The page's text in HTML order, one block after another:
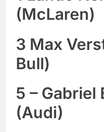
(McLaren)
3 Max
Bull)
5 – Gabriel
(Audi)